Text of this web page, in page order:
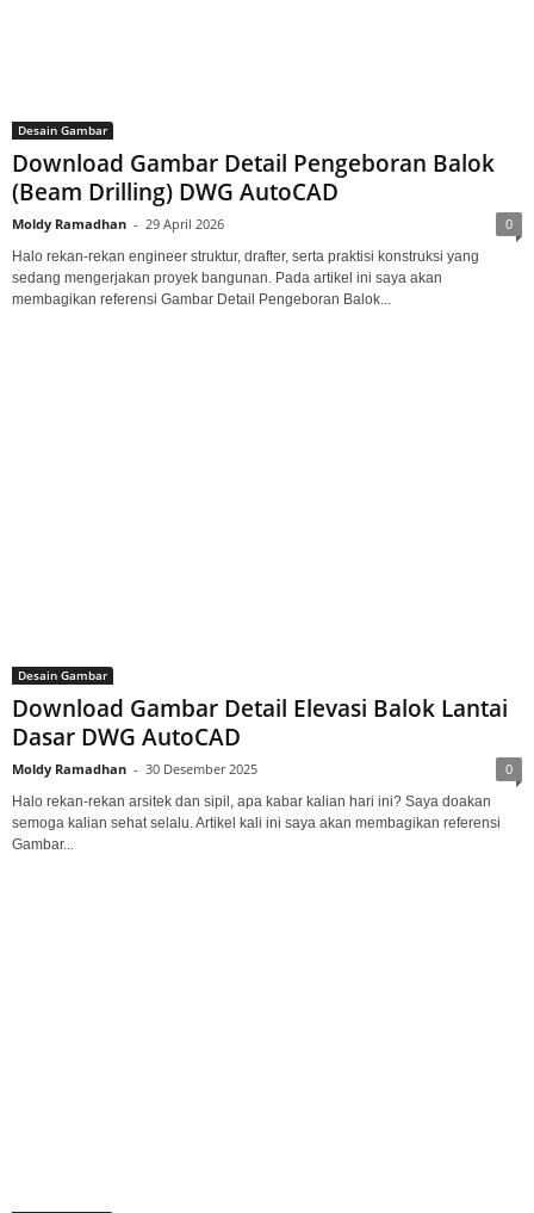
Desain Gambar
Download Gambar Detail Pengeboran Balok
(Beam Drilling) DWG AutoCAD
Moldy Ramadhan - 29 April 2026 0
Halo rekan-rekan engineer struktur, drafter, serta praktisi konstruksi yang
sedang mengerjakan proyek bangunan. Pada artikel ini saya akan
membagikan referensi Gambar Detail Pengeboran Balok...
Desain Gambar
Download Gambar Detail Elevasi Balok Lantai
Dasar DWG AutoCAD
Moldy Ramadhan - 30 Desember 2025 0
Halo rekan-rekan arsitek dan sipil, apa kabar kalian hari ini? Saya doakan
semoga kalian sehat selalu. Artikel kali ini saya akan membagikan referensi
Gambar...